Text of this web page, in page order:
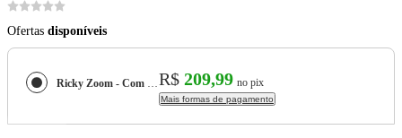
Ofertas disponíveis
Ricky Zoom - Com Compartimento - RickyR$ 209,99 no pix
Mais formas de pagamento